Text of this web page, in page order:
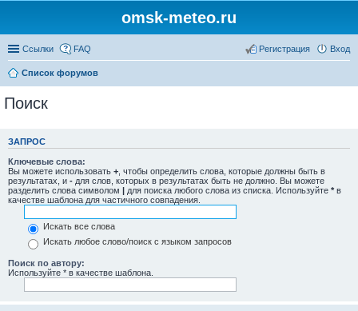
omsk-meteo.ru
Ссылки FAQ Вход
Регистрация
Список форумов
Поиск
ЗАПРОС
Ключевые слова:
Вы можете использовать + , чтобы определить слова, которые должны быть в
результатах, и - для слов, которых в результатах быть не должно. Вы можете
разделить слова символом | для поиска любого слова из списка. Используйте * в
качестве шаблона для частичного совпадения.
Искать все слова
Искать любое слово/поиск с языком запросов
Поиск по автору:
Используйте * в качестве шаблона.